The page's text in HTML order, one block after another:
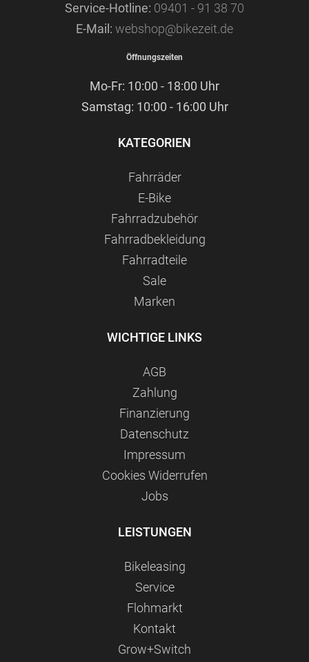
Service-Hotline: 09401 - 91 38 70
E-Mail: webshop@bikezeit.de
Öffnungszeiten
Mo-Fr: 10:00 - 18:00 Uhr
Samstag: 10:00 - 16:00 Uhr
KATEGORIEN
Fahrräder
E-Bike
Fahrradzubehör
Fahrradbekleidung
Fahrradteile
Sale
Marken
WICHTIGE LINKS
AGB
Zahlung
Finanzierung
Datenschutz
Impressum
Сookies Widerrufen
Jobs
LEISTUNGEN
Bikeleasing
Service
Flohmarkt
Kontakt
Grow+Switch